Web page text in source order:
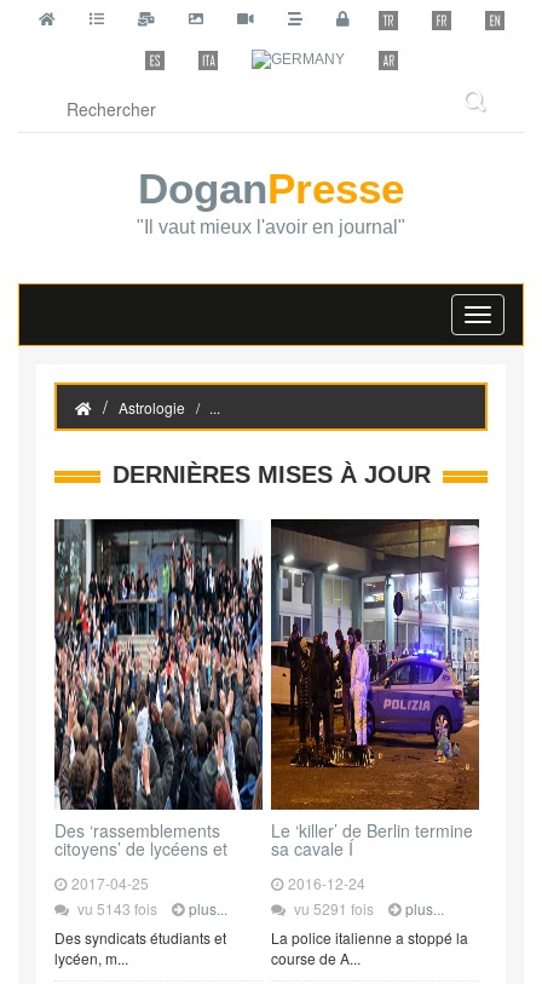
DoganPresse
"Il vaut mieux l'avoir en journal"
Toggle
Astrologie ...
DERNIÈRES MISES À JOUR
Des ‘rassemblements
citoyens’ de lycéens et
2017-04-25
vu 5143 fois
plus...
Des syndicats étudiants et
lycéen, m...
Le ‘killer’ de Berlin termine
sa cavale Í
2016-12-24
vu 5291 fois
plus...
La police italienne a stoppé la
course de A...